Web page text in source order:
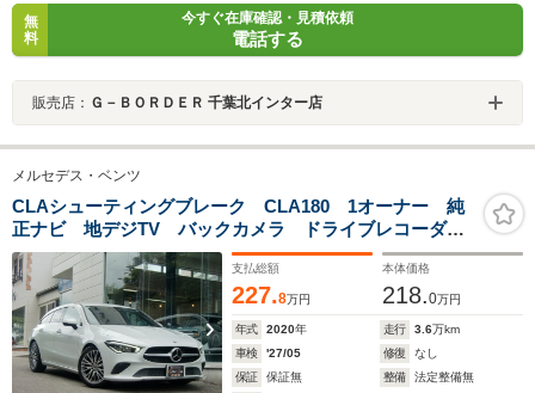
無
料
今すぐ在庫確認・見積依頼
電話する
販売店： Ｇ－ＢＯＲＤＥＲ 千葉北インター店
メルセデス・ベンツ
CLAシューティングブレーク CLA180 1オーナー 純
正ナビ 地デジTV バックカメラ ドライブレコーダ
ー 禁煙車
支払総額
227.8万円
本体価格
218.0万円
年式 2020年 走行 3.6万km
車検
'27/05 修復
なし
保証
保証無 整備 法定整備無